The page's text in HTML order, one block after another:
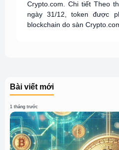
Crypto.com. Chi tiết Theo
ngày 31/12, token được
blockchain do sàn
Bài viết mới
1 tháng trước